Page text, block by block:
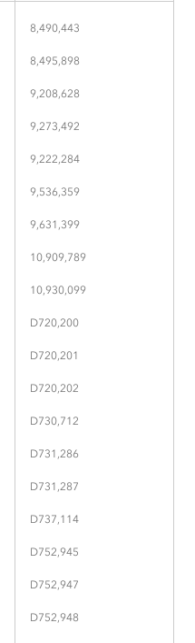
8,490,443
8,495,898
9,208,628
9,273,492
9,222,284
9,536,359
9,631,399
10,909,789
10,930,099
D720,200
D720,201
D720,202
D730,712
D731,286
D731,287
D737,114
D752,945
D752,947
D752,948